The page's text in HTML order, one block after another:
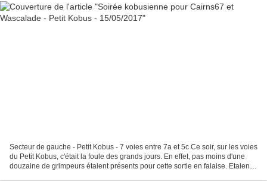
Secteur de gauche - Petit Kobus - 7 voies entre 7a et 5c Ce soir, sur les voies
du Petit Kobus, c'était la foule des grands jours. En effet, pas moins d'une
douzaine de grimpeurs étaient présents pour cette sortie en falaise. Etaient